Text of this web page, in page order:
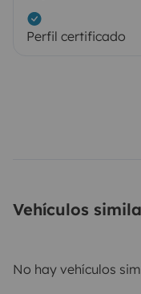
Perfil certificado
Vehículos
No hay vehículos